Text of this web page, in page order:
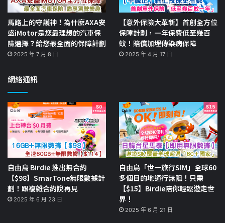
馬路上的守護神！為什麼AXA安
盛iMotor是您最理想的汽車保
險選擇？給您最全面的保障計劃
2025 年 7 月 8 日
【意外保險大革新】首創全方位
保障計劃，一年保費低至幾百
蚊！賠償加埋傳染病保障
2025 年 4 月 17 日
網絡通訊
自由鳥 Birdie 推出無合約
【$98】SmarTone無限數據計
劃！跟複雜合約說再見
2025 年 6 月 23 日
自由鳥「世一旅行SIM」全球60
多個目的地通行無阻！只需
【$15】Birdie陪你輕鬆遊走世
界！
2025 年 6 月 21 日